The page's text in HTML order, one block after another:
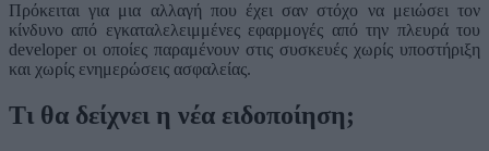
Πρόκειται για μια αλλαγή που έχει σαν στόχο να μειώσει τον
κίνδυνο από εγκαταλελειμμένες εφαρμογές από την πλευρά του
developer οι οποίες παραμένουν στις συσκευές χωρίς υποστήριξη
και χωρίς ενημερώσεις ασφαλείας.
Τι θα δείχνει η νέα ειδοποίηση;